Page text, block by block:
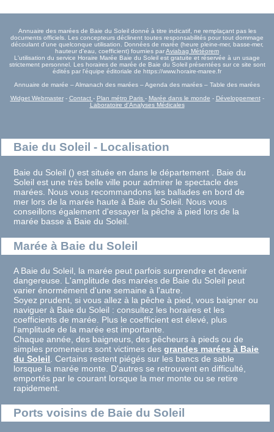
Annuaire des marées de Baie du Soleil donné à titre indicatif, ne remplaçant pas les
documents officiels. Les concepteurs déclinent toutes responsabilités pour tout dommage
découlant d'une quelconque utilisation. Données de marée (heure pleine-mer, basse-mer,
hauteur d'eau, coefficient) fournies parAviabag Météorem
L'utilisation du service Horaire Marée Baie du Soleil est gratuite et réservée à un usage
strictement personnel. Les horaires de marée de Baie du Soleil présentées sur ce site sont
édités par l'équipe éditoriale de https://www.horaire-maree.fr
Annuaire de marée – Almanach des marées – Agenda des marées – Table des marées
Widget Webmaster- Contact - Plan métro Paris - Marée dans le monde - Développement-
Laboratoire d'Analyses Médicales
Baie du Soleil - Localisation
Baie du Soleil () est située en dans le département . Baie du
Soleil est une très belle ville pour admirer le spectacle des
marées. Nous vous recommandons les ballades en bord de
mer lors de la marée haute à Baie du Soleil. Nous vous
conseillons également d'essayer la pêche à pied lors de la
marée basse à Baie du Soleil.
Marée à Baie du Soleil
A Baie du Soleil, la marée peut parfois surprendre et devenir
dangereuse. L'amplitude des marées de Baie du Soleil peut
varier énormément d'une semaine à l'autre.
Soyez prudent, si vous allez à la pêche à pied, vous baigner ou
naviguer à Baie du Soleil : consultez les horaires et les
coefficients de marée. Plus le coefficient est élevé, plus
l'amplitude de la marée est importante.
Chaque année, des baigneurs, des pêcheurs à pieds ou de
simples promeneurs sont victimes desgrandes marées à Baie
du Soleil. Certains restent piégés sur les bancs de sable
lorsque la marée monte. D'autres se retrouvent en difficulté,
emportés par le courant lorsque la mer monte ou se retire
rapidement.
Ports voisins de Baie du Soleil